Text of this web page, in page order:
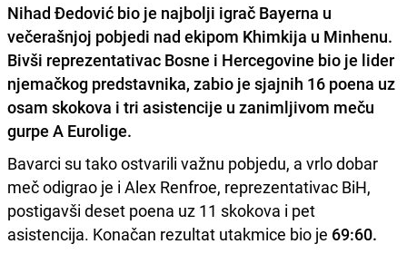
Nihad Đedović bio je najbolji igrač Bayerna u
večerašnjoj pobjedi nad ekipom Khimkija u Minhenu.
Bivši reprezentativac Bosne i Hercegovine bio je lider
njemačkog predstavnika, zabio je sjajnih 16 poena uz
osam skokova i tri asistencije u zanimljivom meču
gurpe A Eurolige.
Bavarci su tako ostvarili važnu pobjedu, a vrlo dobar
meč odigrao je i Alex Renfroe, reprezentativac BiH,
postigavši deset poena uz 11 skokova i pet
asistencija. Konačan rezultat utakmice bio je 69:60.